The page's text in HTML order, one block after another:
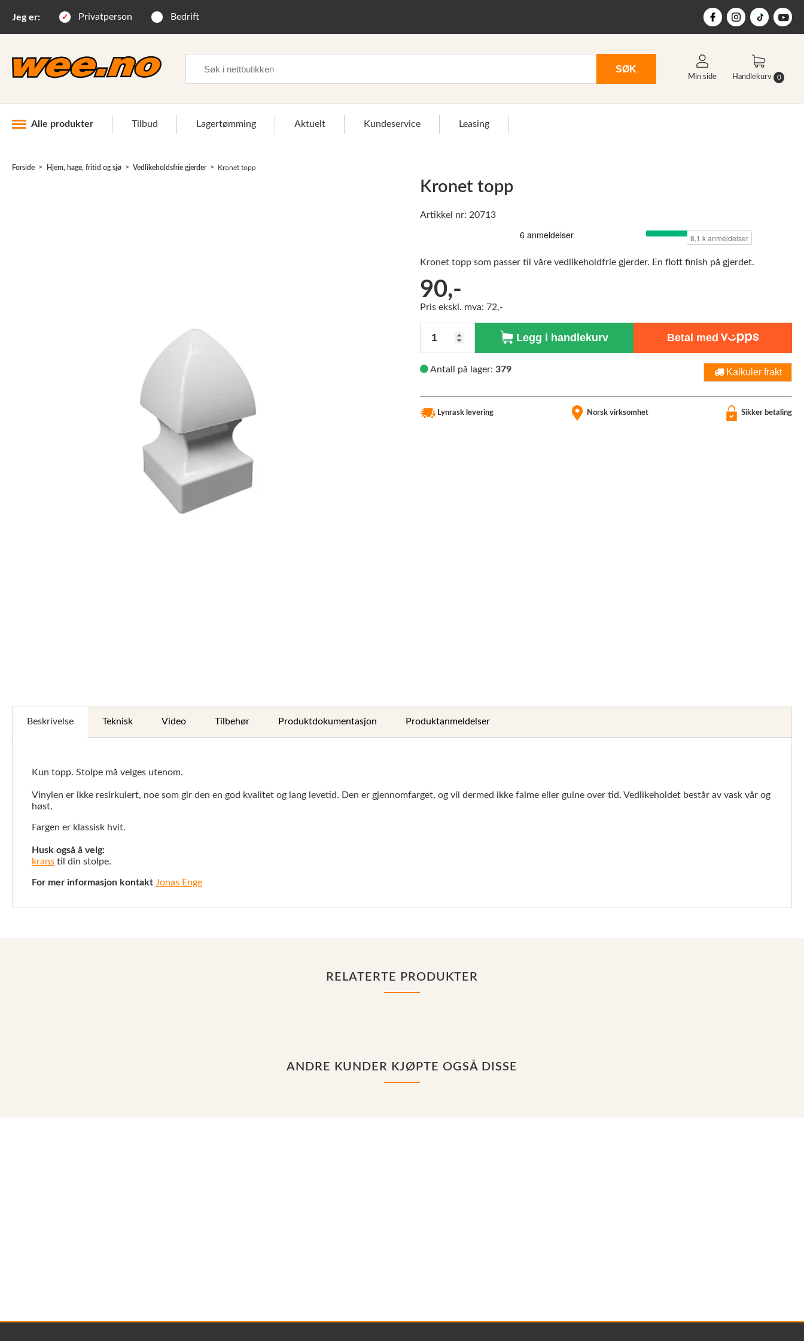
Jeg er: Privatperson Bedrift
SØK
Min side Handlekurv 0
Alle produkter Tilbud Lagertømming Aktuelt Kundeservice Leasing
Forside Hjem, hage, fritid og sjø Vedlikeholdsfrie gjerder Kronet topp
Kronet topp
Artikkel nr: 20713
Kronet topp som passer til våre vedlikeholdfrie gjerder. En flott finish på gjerdet.
90,-
Pris ekskl. mva: 72,-
Legg i handlekurv Betal med
Antall på lager: 379 Kalkuler frakt
Lynrask levering Norsk virksomhet Sikker betaling
Beskrivelse Teknisk Video Tilbehør Produktdokumentasjon Produktanmeldelser
Kun topp. Stolpe må velges utenom.
Vinylen er ikke resirkulert, noe som gir den en god kvalitet og lang levetid. Den er gjennomfarget, og vil dermed ikke falme eller gulne over tid. Vedlikeholdet består av vask vår og
høst.
Fargen er klassisk hvit.
Husk også å velg:
krans til din stolpe.
For mer informasjon kontakt Jonas Enge
RELATERTE PRODUKTER
ANDRE KUNDER KJØPTE OGSÅ DISSE